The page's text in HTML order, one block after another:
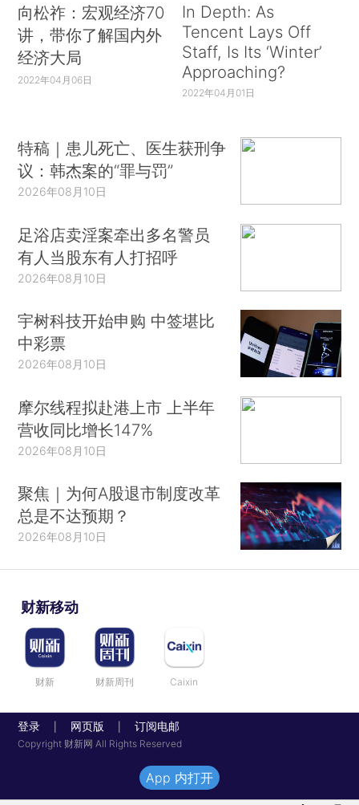
向松祚：宏观经济70
讲，带你了解国内外
经济大局
2022年04月06日
In Depth: As
Tencent Lays Off
Staff, Is Its ‘Winter’
Approaching?
2022年04月01日
特稿｜患儿死亡、医生获刑争
议：韩杰案的“罪与罚”
2026年08月10日
足浴店卖淫案牵出多名警员
有人当股东有人打招呼
2026年08月10日
宇树科技开始申购 中签堪比
中彩票
2026年08月10日
摩尔线程拟赴港上市 上半年
营收同比增长147%
2026年08月10日
聚焦｜为何A股退市制度改革
总是不达预期？
2026年08月10日
财新移动
财新 财新周刊 Caixin
登录 网页版 订阅电邮
Copyright 财新网 All Rights Reserved
App 内打开